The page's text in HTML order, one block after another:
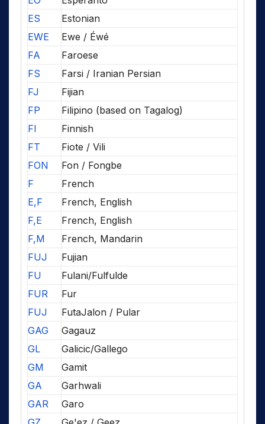
ES
Estonian
EWE
Ewe / Éwé
FA
Faroese
FS
Farsi / Iranian Persian
FJ
Fijian
FP
Filipino (based on Tagalog)
FI
Finnish
FT
Fiote / Vili
FON
Fon / Fongbe
F
French
E,F
French, English
F,E
French, English
F,M
French, Mandarin
FUJ
Fujian
FU
Fulani/Fulfulde
FUR
Fur
FUJ
FutaJalon / Pular
GAG
Gagauz
GL
Galicic/Gallego
GM
Gamit
GA
Garhwali
GAR
Garo